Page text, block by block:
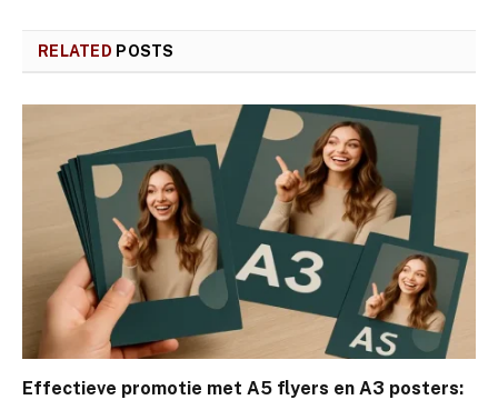
RELATED POSTS
Effectieve promotie met A5 flyers en A3 posters: